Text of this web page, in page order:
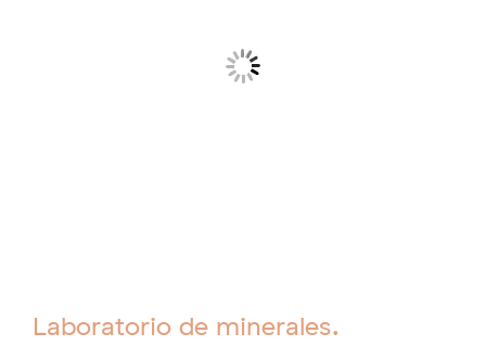
Laboratorio de minerales.